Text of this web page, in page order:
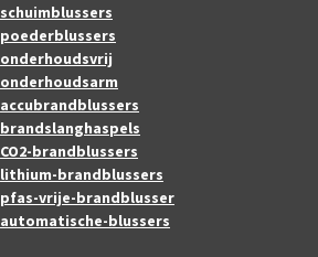
schuimblussers
poederblussers
onderhoudsvrij
onderhoudsarm
accubrandblussers
brandslanghaspels
CO2-brandblussers
lithium-brandblussers
pfas-vrije-brandblusser
automatische-blussers